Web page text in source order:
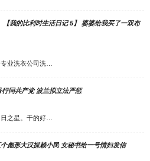
【我的比利时生活日记 5】 婆婆给我买了一双布
业洗衣公司洗…
行同共产党 波兰拟立法严惩
之星。干的好…
彪形大汉抓赖小民 女秘书给一号情妇发信